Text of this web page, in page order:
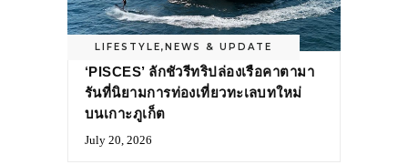
LIFESTYLE, NEWS & UPDATE
‘PISCES’ ลักชัวรีทริปล่องเรือคาตามา
รันที่นิยามการท่องเที่ยวทะเลบทใหม่
บนเกาะภูเก็ต
July 20, 2026